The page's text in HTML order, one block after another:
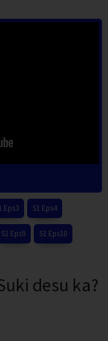
Eps3 S1 Eps4
S1 Eps9 S1 Eps10
desu ka?